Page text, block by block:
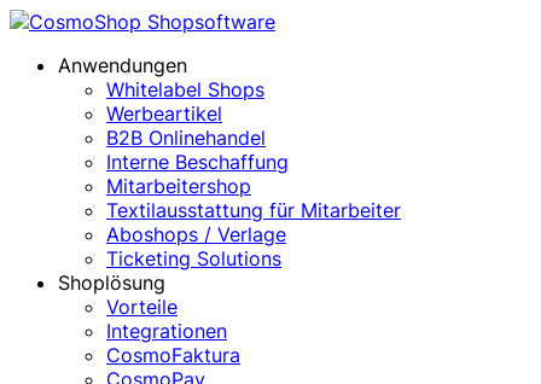
Anwendungen
Whitelabel Shops
Werbeartikel
B2B Onlinehandel
Interne Beschaffung
Mitarbeitershop
Textilausstattung für Mitarbeiter
Aboshops / Verlage
Ticketing Solutions
Shoplösung
Vorteile
Integrationen
CosmoFaktura
CosmoPay